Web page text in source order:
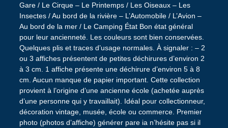
Gare / Le Cirque – Le Printemps / Les Oiseaux – Les
Insectes / Au bord de la rivière – L’Automobile / L’Avion –
Au bord de la mer / Le Camping État Bon état général
pour leur ancienneté. Les couleurs sont bien conservées.
Quelques plis et traces d’usage normales. À signaler : – 2
ou 3 affiches présentent de petites déchirures d’environ 2
à 3 cm. 1 affiche présente une déchirure d’environ 5 à 8
cm. Aucun manque de papier important. Cette collection
provient à l’origine d’une ancienne école (achetée auprès
d’une personne qui y travaillait). Idéal pour collectionneur,
décoration vintage, musée, école ou commerce. Premier
photo (photos d’affiche) générer pare ia n’hésite pas si il